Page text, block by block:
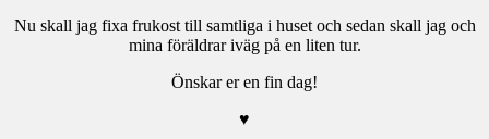
Nu skall jag fixa frukost till samtliga i huset och sedan skall jag och
mina föräldrar iväg på en liten tur.
Önskar er en fin dag!
♥